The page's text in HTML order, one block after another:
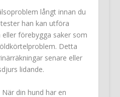
långt innan du
han kan utföra
förebygga saker som
Detta
senare eller
lidande.
När din hund har en